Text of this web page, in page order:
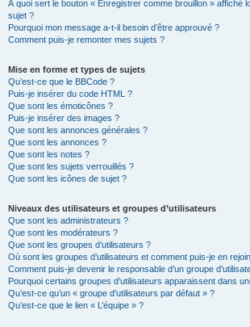
À quoi sert le bouton « Enregistrer comme brouillon » affiché
sujet ?
Pourquoi mon message a-t-il besoin d’être approuvé ?
Comment puis-je remonter mes sujets ?
Mise en forme et types de sujets
Qu’est-ce que le BBCode ?
Puis-je insérer du code HTML ?
Que sont les émoticônes ?
Puis-je insérer des images ?
Que sont les annonces générales ?
Que sont les annonces ?
Que sont les notes ?
Que sont les sujets verrouillés ?
Que sont les icônes de sujet ?
Niveaux des utilisateurs et groupes d’utilisateurs
Que sont les administrateurs ?
Que sont les modérateurs ?
Que sont les groupes d’utilisateurs ?
Où sont les groupes d’utilisateurs et comment puis-je en
Comment puis-je devenir le responsable d’un groupe
Pourquoi certains groupes d’utilisateurs apparaissent dans
Qu’est-ce qu’un « groupe d’utilisateurs par défaut » ?
Qu’est-ce que le lien « L’équipe » ?